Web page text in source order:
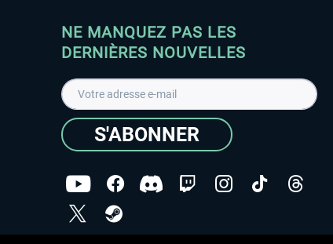
NE MANQUEZ PAS LES
DERNIÈRES NOUVELLES
S'ABONNER